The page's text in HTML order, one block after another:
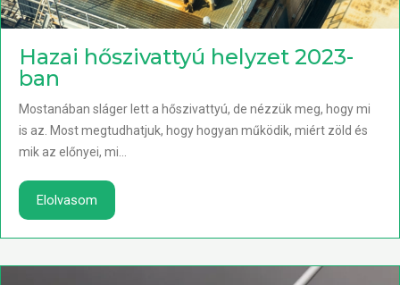
Hazai hőszivattyú helyzet 2023-
ban
Mostanában sláger lett a hőszivattyú, de nézzük meg, hogy mi
is az. Most megtudhatjuk, hogy hogyan működik, miért zöld és
mik az előnyei, mi...
Elolvasom